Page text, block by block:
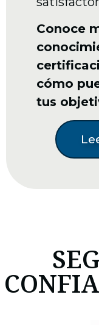
Conoce
cómo
tus